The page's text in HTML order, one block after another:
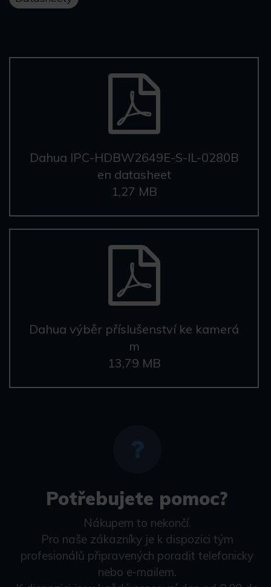
Dahua IPC-HDBW2649E-S-IL-0280B
en datasheet
1,27 MB
Dahua výběr příslušenství ke kamerá
m
13,79 MB
Potřebujete pomoc?
Nákupem to nekončí.
Pro naše zákazníky je k dispozici tým
profesionálů připravených poradit telefonicky
nebo e-mailem.